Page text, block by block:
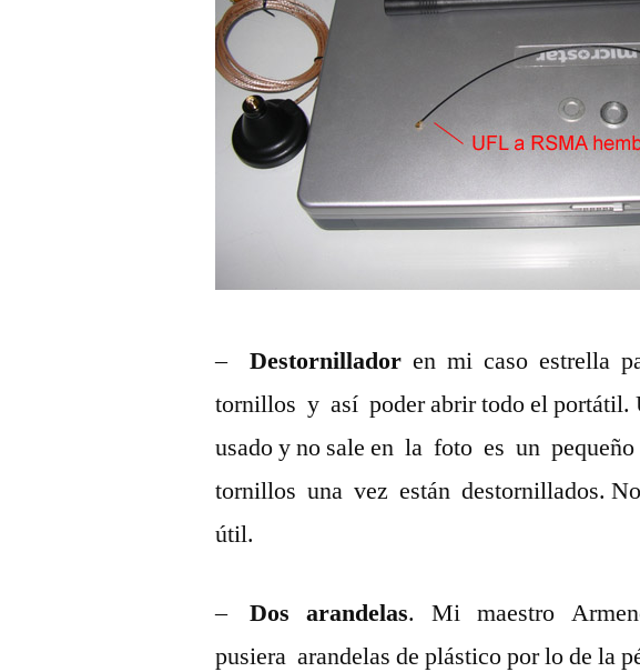
–Destornillador en mi caso estrella
tornillos y así poder abrir todo el portátil.
usado y no sale en la foto es un
tornillos una vez están destornillados.
útil.
–Dos arandelas. Mi maestro
pusiera arandelas de plástico por lo de la